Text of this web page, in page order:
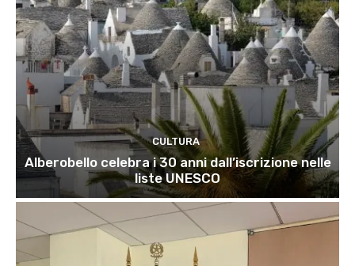
CULTURA
Alberobello celebra i 30 anni dall’iscrizione nelle
liste UNESCO